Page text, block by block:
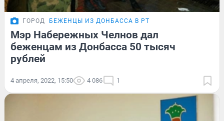
ГОРОД БЕЖЕНЦЫ ИЗ ДОНБАССА В РТ
Мэр Набережных Челнов дал
беженцам из Донбасса 50 тысяч
рублей
4 апреля, 2022, 15:50 4 086 1